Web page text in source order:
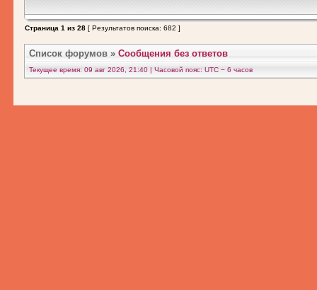
Страница 1 из 28 [ Результатов поиска: 682 ]
Список форумов » Сообщения без ответов
Текущее время: 09 авг 2026, 21:40 | Часовой пояс: UTC − 6 часов